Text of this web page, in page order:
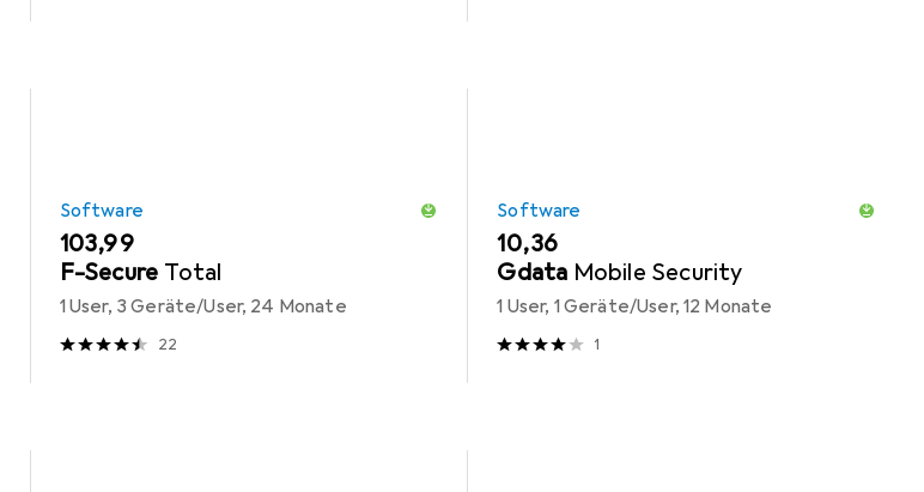
Software
EUR
103,99
F-Secure Total
1 User, 3 Geräte/User, 24 Monate
22
Software
EUR
10,36
Gdata Mobile Security
1 User, 1 Geräte/User, 12 Monate
1